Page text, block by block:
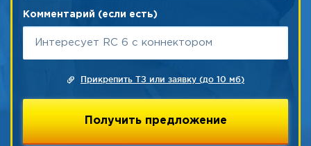
Комментарий (если есть)
Прикрепить ТЗ или заявку (до 10 мб)